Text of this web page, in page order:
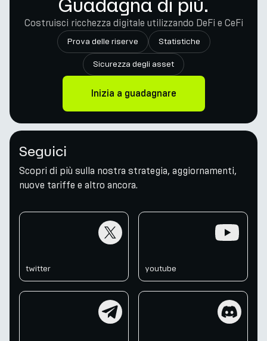
Guadagna di più.
Costruisci ricchezza digitale utilizzando DeFi e CeFi
Prova delle riserve Statistiche
Sicurezza degli asset
Inizia a guadagnare
Seguici
Scopri di più sulla nostra strategia, aggiornamenti,
nuove tariffe e altro ancora.
twitter youtube